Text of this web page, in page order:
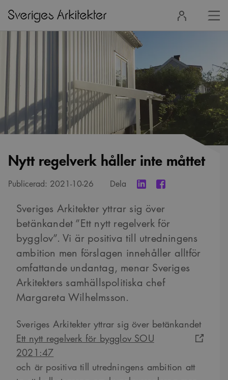
in
Nytt regelverk håller inte måttet
Publicerad: 2021-10-26 Dela
Sveriges Arkitekter yttrar sig över
betänkandet ”Ett nytt regelverk för
bygglov”. Vi är positiva till utredningens
ambition men förslagen innehåller alltför
omfattande undantag, menar Sveriges
Arkitekters samhällspolitiska chef
Margareta Wilhelmsson.
Sveriges Arkitekter yttrar sig över betänkandet
Ett nytt regelverk för bygglov SOU
2021:47
och är positiva till utredningens ambition att